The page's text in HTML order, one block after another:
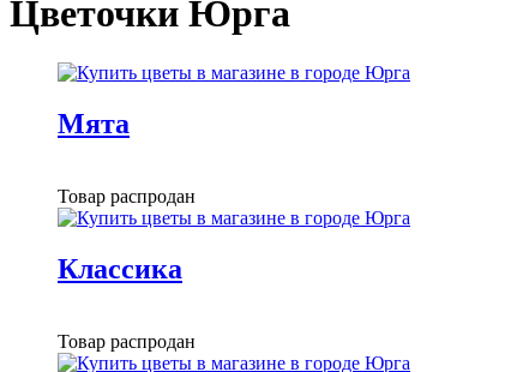
Цветочки Юрга
Мята
Товар распродан
Классика
Товар распродан